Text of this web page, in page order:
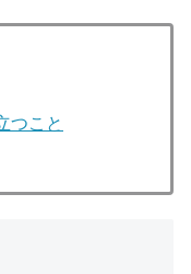
つこと